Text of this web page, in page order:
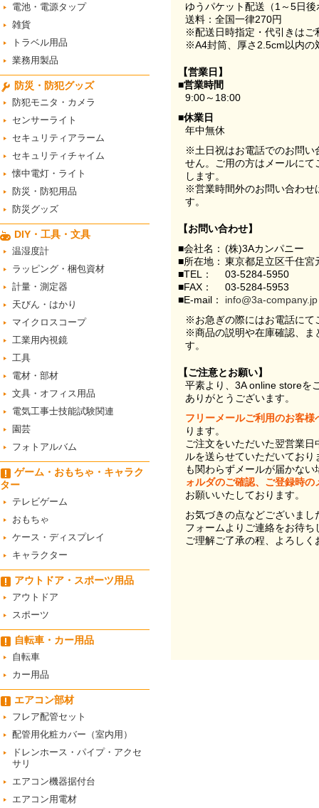
電池・電源タップ
雑貨
トラベル用品
業務用製品
防災・防犯グッズ
防犯モニタ・カメラ
センサーライト
セキュリティアラーム
セキュリティチャイム
懐中電灯・ライト
防災・防犯用品
防災グッズ
DIY・工具・文具
温湿度計
ラッピング・梱包資材
計量・測定器
天びん・はかり
マイクロスコープ
工業用内視鏡
工具
電材・部材
文具・オフィス用品
電気工事士技能試験関連
園芸
フォトアルバム
ゲーム・おもちゃ・キャラク
ター
テレビゲーム
おもちゃ
ケース・ディスプレイ
キャラクター
アウトドア・スポーツ用品
アウトドア
スポーツ
自転車・カー用品
自転車
カー用品
エアコン部材
フレア配管セット
配管用化粧カバー（室内用）
ドレンホース・パイプ・アクセ
サリ
エアコン機器据付台
エアコン用電材
ゆうパケット配送（1～5日
送料：全国一律270円
※配送日時指定・代引きはご
※A4封筒、厚さ2.5cm以内の
【営業日】
■営業時間
9:00～18:00
■休業日
年中無休
※土日祝はお電話でのお問い
せん。ご用の方はメールに
します。
※営業時間外のお問い合わせ
す。
【お問い合わせ】
■会社名： (株)3Aカンパニー
■所在地： 東京都足立区千住
■TEL：
03-5284-5950
■FAX：
03-5284-5953
■E-mail：
info@3a-company.jp
※お急ぎの際にはお電話にて
※商品の説明や在庫確認、ま
す。
【ご注意とお願い】
平素より、3A online storeを
ありがとうございます。
フリーメールご利用のお客様
ります。
ご注文をいただいた翌営業
ルを送らせていただいてお
も関わらずメールが届かない
ォルダのご確認、ご登録時
お願いいたしております。
お気づきの点などございま
フォームよりご連絡をお待ち
ご理解ご了承の程、よろし